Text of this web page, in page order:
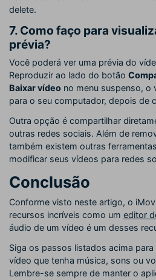
delete.
7. Como faço para
prévia?
Você poderá ver uma prévia do
Reproduzir ao lado do botão
Baixar vídeo no menu suspenso, o
para o seu computador, depois de
Outra opção é compartilhar
outras redes sociais. Além de
também existem outras
modificar seus vídeos para redes
Conclusão
Conforme visto neste artigo, o
recursos incríveis como um editor
áudio de um vídeo é um desses
Siga os passos listados acima
vídeo que tenha música, sons ou
Lembre-se sempre de manter o